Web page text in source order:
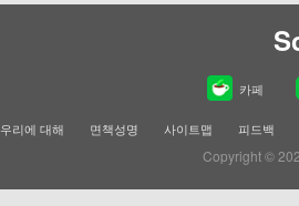
카페
우리에 대해 면책성명 사이트맵 피드백
Copyright ©